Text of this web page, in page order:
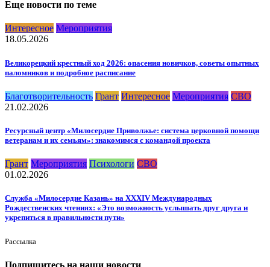
Еще новости по теме
Интересное Мероприятия
18.05.2026
Великорецкий крестный ход 2026: опасения новичков, советы опытных
паломников и подробное расписание
Благотворительность Грант Интересное Мероприятия СВО
21.02.2026
Ресурсный центр «Милосердие Приволжье: система церковной помощи
ветеранам и их семьям»: знакомимся с командой проекта
Грант Мероприятия Психологи СВО
01.02.2026
Служба «Милосердие Казань» на XXXIV Международных
Рождественских чтениях: «Это возможность услышать друг друга и
укрепиться в правильности пути»
Рассылка
Подпишитесь на наши новости